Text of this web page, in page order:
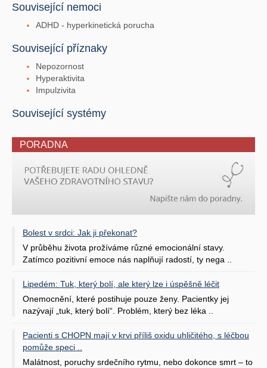
Související nemoci
ADHD - hyperkinetická porucha
Související příznaky
Nepozornost
Hyperaktivita
Impulzivita
Související systémy
PORADNA
Bolest v srdci: Jak ji překonat?
V průběhu života prožíváme různé emocionální stavy.
Zatímco pozitivní emoce nás naplňují radostí, ty nega ..
Lipedém: Tuk, který bolí, ale který lze i úspěšně léčit
Onemocnění, které postihuje pouze ženy. Pacientky jej
nazývají „tuk, který bolí“. Problém, který bez léka ..
Pacienti s CHOPN mají v krvi příliš oxidu uhličitého, s léčbou
pomůže speci ..
Malátnost, poruchy srdečního rytmu, nebo dokonce smrt – to